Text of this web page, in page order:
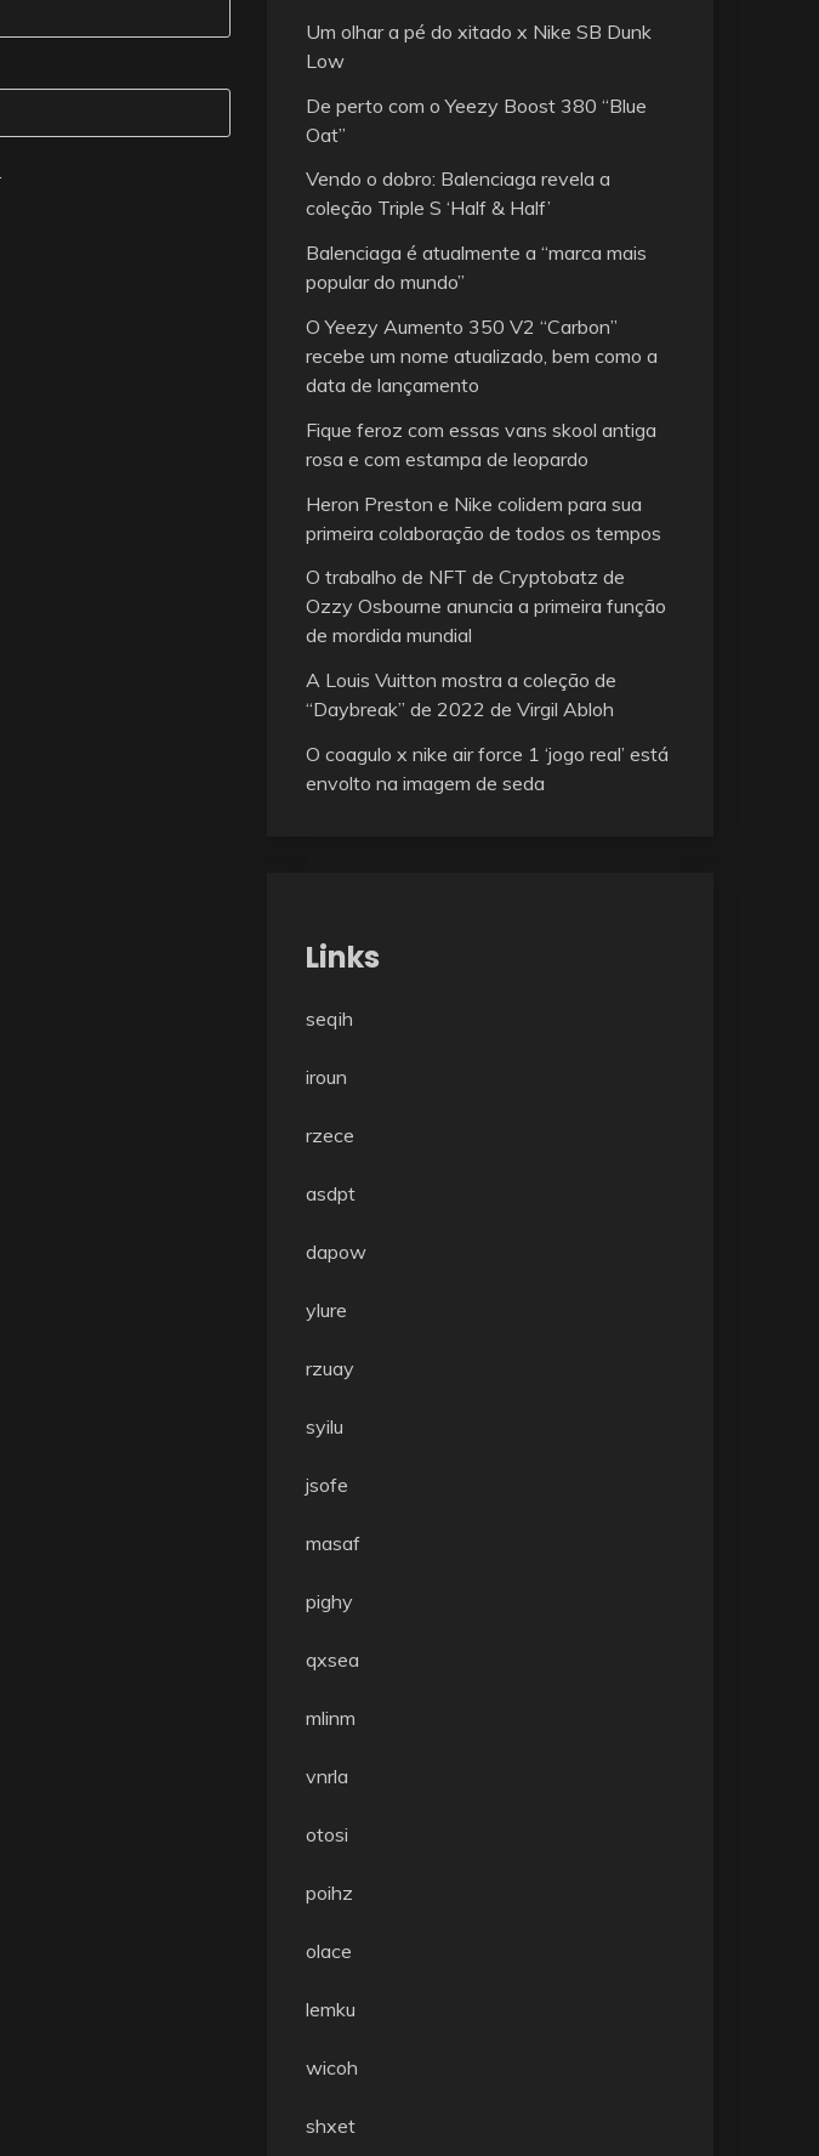
Um olhar a pé do xitado x Nike SB Dunk
Low
De perto com o Yeezy Boost 380 “Blue
Oat”
Vendo o dobro: Balenciaga revela a
coleção Triple S ‘Half & Half’
Balenciaga é atualmente a “marca mais
popular do mundo”
O Yeezy Aumento 350 V2 “Carbon”
recebe um nome atualizado, bem como a
data de lançamento
Fique feroz com essas vans skool antiga
rosa e com estampa de leopardo
Heron Preston e Nike colidem para sua
primeira colaboração de todos os tempos
O trabalho de NFT de Cryptobatz de
Ozzy Osbourne anuncia a primeira função
de mordida mundial
A Louis Vuitton mostra a coleção de
“Daybreak” de 2022 de Virgil Abloh
O coagulo x nike air force 1 ‘jogo real’ está
envolto na imagem de seda
Links
seqih
iroun
rzece
asdpt
dapow
ylure
rzuay
syilu
jsofe
masaf
pighy
qxsea
mlinm
vnrla
otosi
poihz
olace
lemku
wicoh
shxet